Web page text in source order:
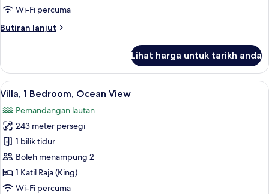
Wi-Fi percuma
Butiran lanjut
Butiran
(PARKROYAL)
Lihat harga untuk tarikh anda
Lihat
semua
foto
untuk
Villa,
1
Bedroom,
Ocean
Villa, 1 Bedroom, Ocean View | Peti
6
Villa, 1 Bedroom, Ocean View
Pemandangan lautan
243 meter persegi
1 bilik tidur
Boleh menampung 2
1 Katil Raja (King)
Wi-Fi percuma